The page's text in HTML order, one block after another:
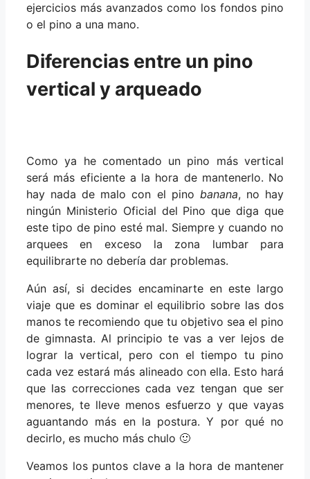
ejercicios más avanzados como los fondos pino
o el pino a una mano.
Diferencias entre un pino
vertical y arqueado
Como ya he comentado un pino más vertical
será más eficiente a la hora de mantenerlo. No
hay nada de malo con el pino banana, no hay
ningún Ministerio Oficial del Pino que diga que
este tipo de pino esté mal. Siempre y cuando no
arquees en exceso la zona lumbar para
equilibrarte no debería dar problemas.
Aún así, si decides encaminarte en este largo
viaje que es dominar el equilibrio sobre las dos
manos te recomiendo que tu objetivo sea el pino
de gimnasta. Al principio te vas a ver lejos de
lograr la vertical, pero con el tiempo tu pino
cada vez estará más alineado con ella. Esto hará
que las correcciones cada vez tengan que ser
menores, te lleve menos esfuerzo y que vayas
aguantando más en la postura. Y por qué no
decirlo, es mucho más chulo 🙂
Veamos los puntos clave a la hora de mantener